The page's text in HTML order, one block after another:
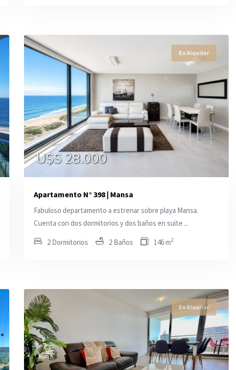
En Alquiler
U$S 13.000
En Alquiler
U$S 70.000
En Alquiler
U$S 28.000
Apartamento N° 398 | Mansa
Fabuloso departamento a estrenar sobre playa Mansa.
Cuenta con dos dormitorios y dos baños en suite ...
2 Dormitorios 2 Baños 146 m2
En Alquiler
En Alquiler
En Alquiler